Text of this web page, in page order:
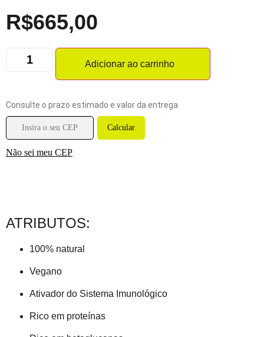
R$665,00
Adicionar ao carrinho
Consulte o prazo estimado e valor da entrega
Não sei meu CEP
ATRIBUTOS:
100% natural
Vegano
Ativador do Sistema Imunológico
Rico em proteínas